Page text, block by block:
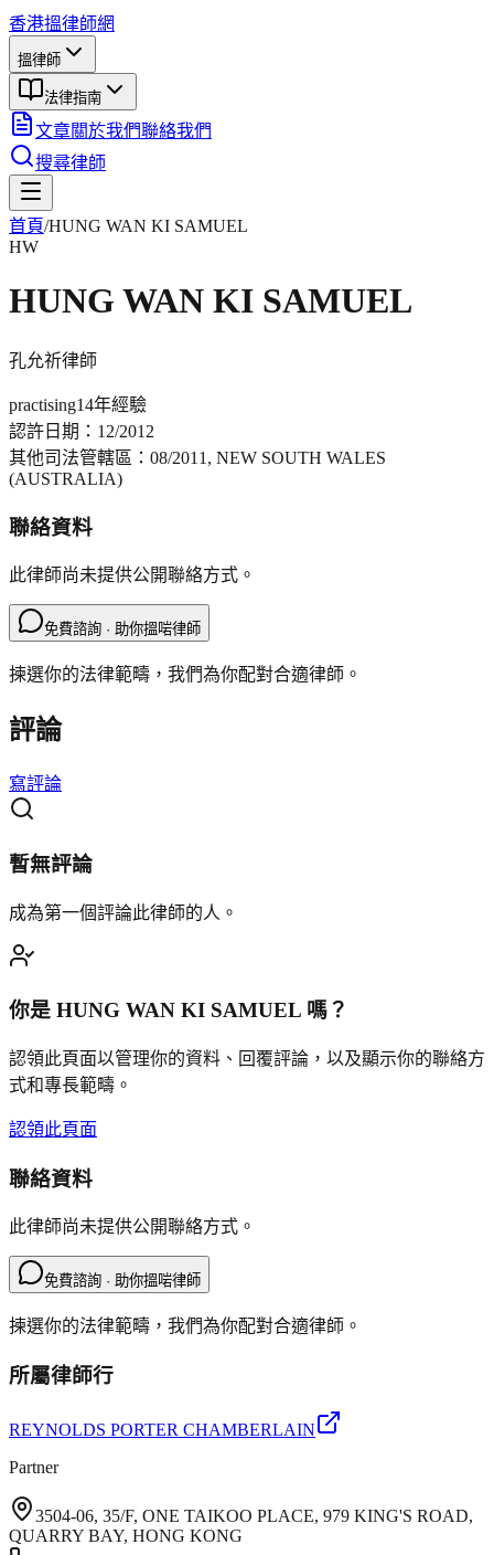
香港搵律師網
搵律師
法律指南
文章關於我們聯絡我們
搜尋律師
首頁/HUNG WAN KI SAMUEL
HW
HUNG WAN KI SAMUEL
孔允祈律師
practising14年經驗
認許日期： 12/2012
其他司法管轄區： 08/2011, NEW SOUTH WALES
(AUSTRALIA)
聯絡資料
此律師尚未提供公開聯絡方式。
免費諮詢 · 助你搵啱律師
揀選你的法律範疇，我們為你配對合適律師。
評論
寫評論
暫無評論
成為第一個評論此律師的人。
你是 HUNG WAN KI SAMUEL 嗎？
認領此頁面以管理你的資料、回覆評論，以及顯示你的聯絡方
式和專長範疇。
認領此頁面
聯絡資料
此律師尚未提供公開聯絡方式。
免費諮詢 · 助你搵啱律師
揀選你的法律範疇，我們為你配對合適律師。
所屬律師行
REYNOLDS PORTER CHAMBERLAIN
Partner
3504-06, 35/F, ONE TAIKOO PLACE, 979 KING'S ROAD,
QUARRY BAY, HONG KONG